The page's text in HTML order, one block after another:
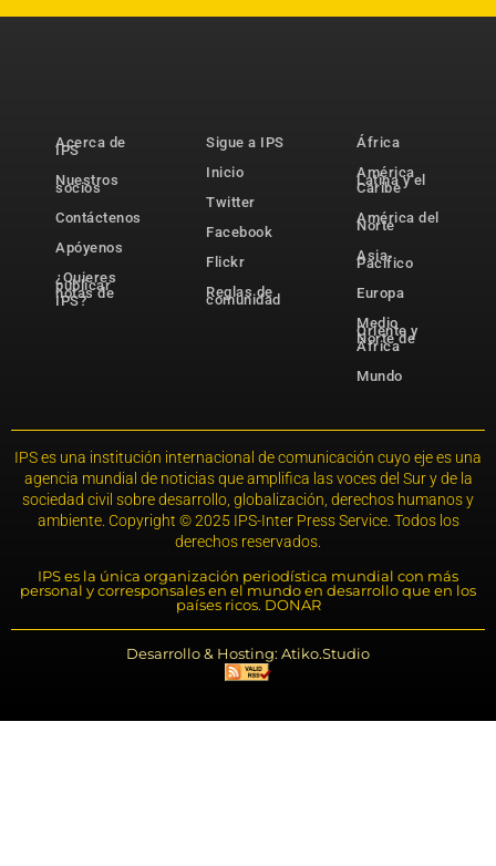
Acerca de
IPS
Nuestros
socios
Contáctenos
Apóyenos
¿Quieres
publicar
notas de
IPS?
Sigue a IPS
Inicio
Twitter
Facebook
Flickr
Reglas de
comunidad
África
América
Latina y el
Caribe
América del
Norte
Asia-
Pacífico
Europa
Medio
Oriente y
Norte de
África
Mundo
IPS es una institución internacional de comunicación cuyo eje es una
agencia mundial de noticias que amplifica las voces del Sur y de la
sociedad civil sobre desarrollo, globalización, derechos humanos y
ambiente. Copyright © 2025 IPS-Inter Press Service. Todos los
derechos reservados.
IPS es la única organización periodística mundial con más
personal y corresponsales en el mundo en desarrollo que en los
países ricos. DONAR
Desarrollo & Hosting: Atiko.Studio